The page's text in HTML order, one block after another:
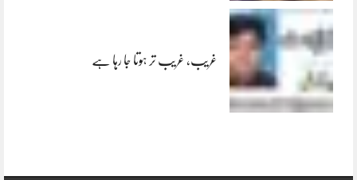
غریب، غریب تر ہوتا جا رہا ہے